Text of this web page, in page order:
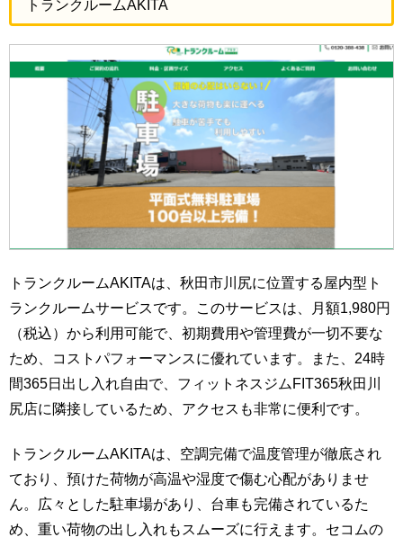
トランクルームAKITA
トランクルームAKITAは、秋田市川尻に位置する屋内型ト
ランクルームサービスです。このサービスは、月額1,980円
（税込）から利用可能で、初期費用や管理費が一切不要な
ため、コストパフォーマンスに優れています。また、24時
間365日出し入れ自由で、フィットネスジムFIT365秋田川
尻店に隣接しているため、アクセスも非常に便利です。
トランクルームAKITAは、空調完備で温度管理が徹底され
ており、預けた荷物が高温や湿度で傷む心配がありませ
ん。広々とした駐車場があり、台車も完備されているた
め、重い荷物の出し入れもスムーズに行えます。セコムの